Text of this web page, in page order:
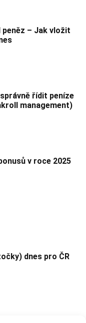
peněz – Jak vložit
řídit peníze
management)
v roce 2025
dnes pro ČR